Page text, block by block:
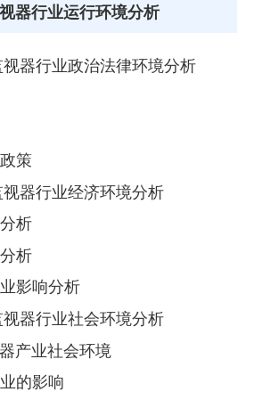
器行业运行环境分析
器行业政治法律环境分析
策
器行业经济环境分析
析
析
影响分析
器行业社会环境分析
产业社会环境
的影响